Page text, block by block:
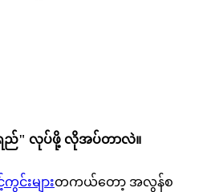
ည်" လုပ်ဖို့ လိုအပ်တာလဲ။
းများတကယ်တော့ အလွန်စ